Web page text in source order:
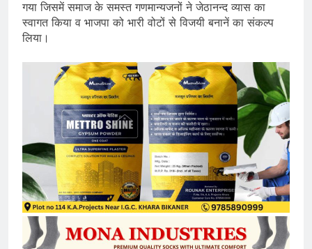
गया जिसमें समाज के समस्त गणमान्यजनों ने जेठानन्द व्यास का
स्वागत किया व भाजपा को भारी वोटों से विजयी बनानें का संकल्प
लिया।